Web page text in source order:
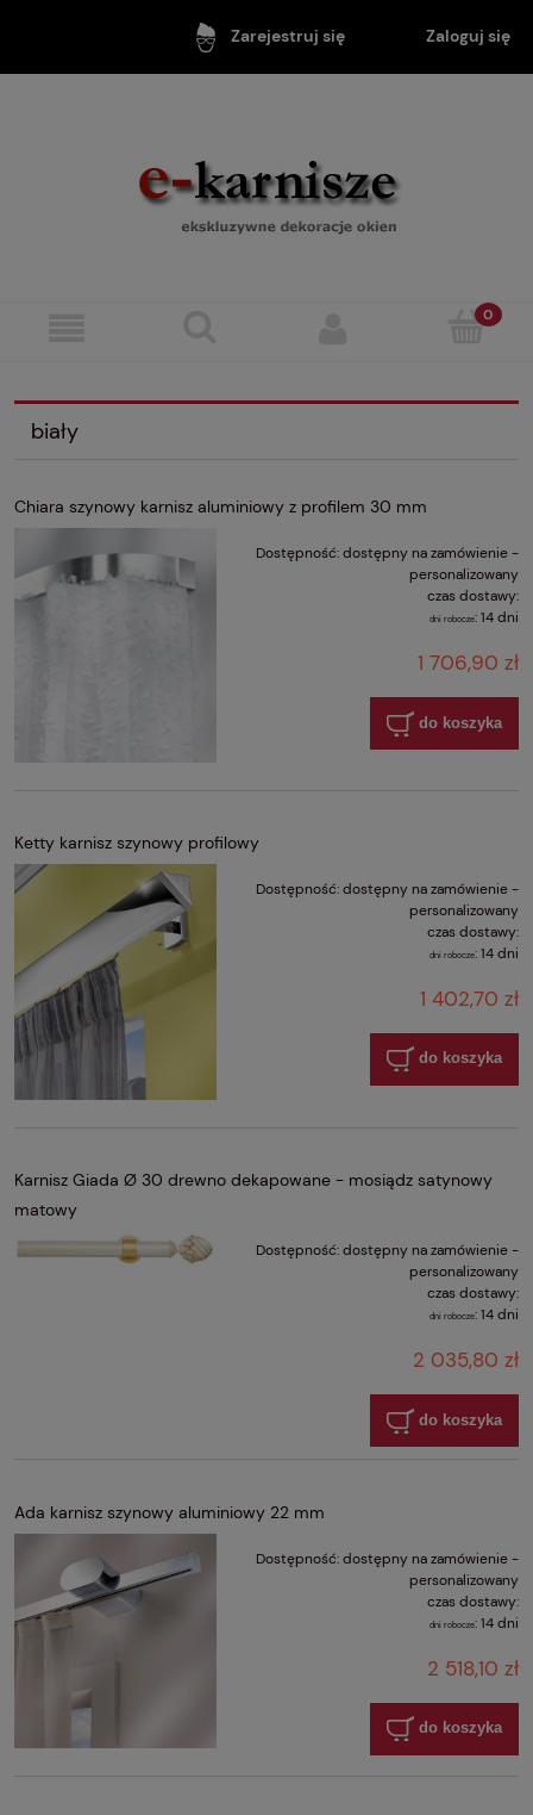
Zarejestruj się Zaloguj się
biały
Chiara szynowy karnisz aluminiowy z profilem 30 mm
Dostępność:dostępny na zamówienie -
personalizowany
czas dostawy:
dni robocze:14 dni
1 706,90 zł
do koszyka
Ketty karnisz szynowy profilowy
Dostępność:dostępny na zamówienie -
personalizowany
czas dostawy:
dni robocze:14 dni
1 402,70 zł
do koszyka
Karnisz Giada Ø 30 drewno dekapowane - mosiądz satynowy
matowy
Dostępność:dostępny na zamówienie -
personalizowany
czas dostawy:
dni robocze:14 dni
2 035,80 zł
do koszyka
Ada karnisz szynowy aluminiowy 22 mm
Dostępność:dostępny na zamówienie -
personalizowany
czas dostawy:
dni robocze:14 dni
2 518,10 zł
do koszyka